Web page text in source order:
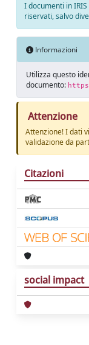
I documenti in
riservati, salvo
Informazioni
Utilizza questo
documento:
Attenzione
Attenzione! I dati
validazione da
Citazioni
social impact